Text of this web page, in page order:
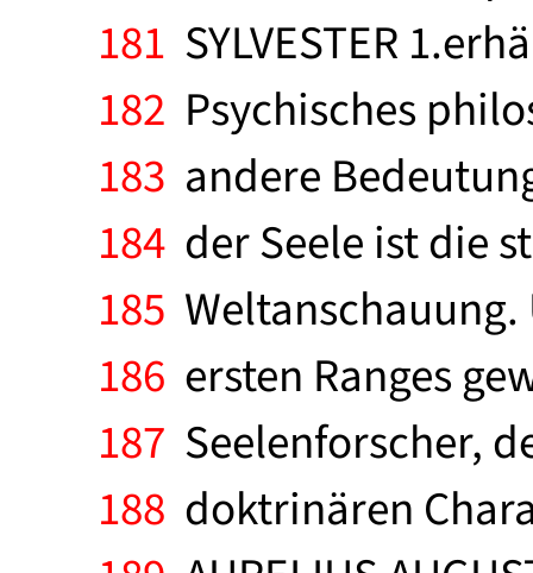
181 SYLVESTER
182 Psychisches
183 andere
184 der Seele ist die
185
186 ersten Ranges
187 Seelenforscher,
188 doktrinären